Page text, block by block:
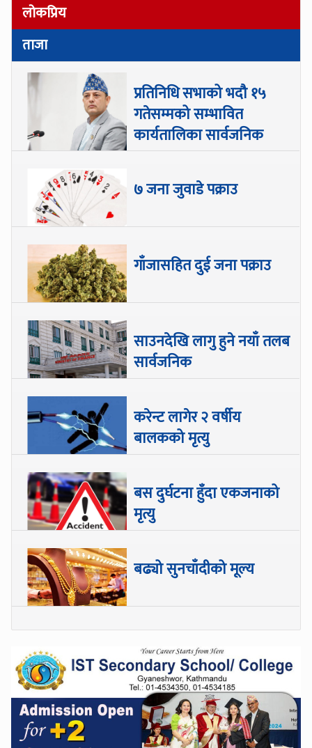
लोकप्रिय
ताजा
प्रतिनिधि सभाको भदौ १५
गतेसम्मको सम्भावित
कार्यतालिका सार्वजनिक
७ जना जुवाडे पक्राउ
गाँजासहित दुई जना पक्राउ
साउनदेखि लागु हुने नयाँ तलब
सार्वजनिक
करेन्ट लागेर २ वर्षीय
बालकको मृत्यु
बस दुर्घटना हुँदा एकजनाको
मृत्यु
बढ्यो सुनचाँदीको मूल्य